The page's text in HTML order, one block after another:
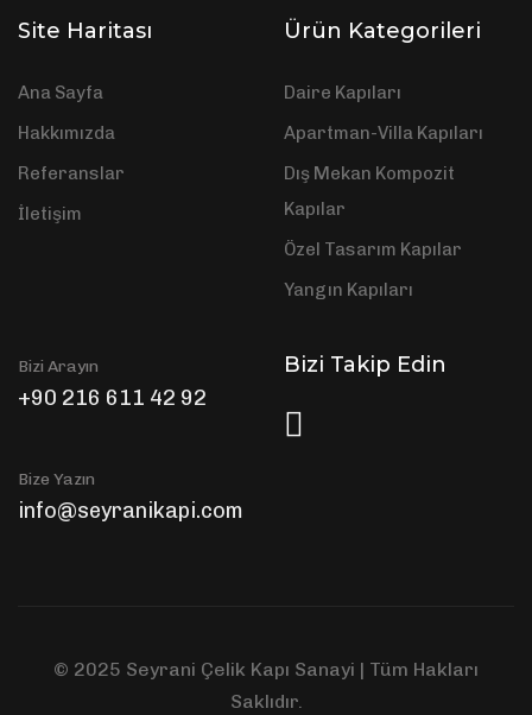
Site Haritası
Ana Sayfa
Hakkımızda
Referanslar
İletişim
Ürün Kategorileri
Daire Kapıları
Apartman-Villa Kapıları
Dış Mekan Kompozit
Kapılar
Özel Tasarım Kapılar
Yangın Kapıları
Bizi Arayın
+90 216 611 42 92
Bize Yazın
info@seyranikapi.com
Bizi Takip Edin
© 2025 Seyrani Çelik Kapı Sanayi | Tüm Hakları
Saklıdır.